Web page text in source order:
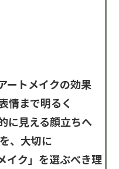
ートメイクの効果
情まで明るく
に見える顔立ちへ
、大切に
イク」を選ぶべき理